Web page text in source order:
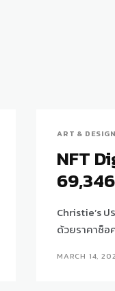
ART & DESIGN
NFT
Christie’s
ด้วยราคาช็อ
MARCH 14,